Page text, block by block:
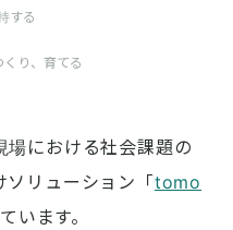
する
り、育てる
場における社会課題の
ソリューション「tomo
います。